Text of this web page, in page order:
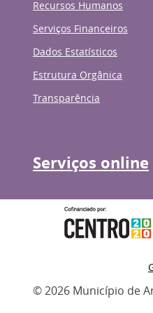
Recursos Humanos
Serviços Financeiros
Dados Estatísticos
Estrutura Orgânica
Transparência
Serviços online
© 2026 Município de